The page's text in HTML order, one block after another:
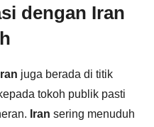
dengan Iran
Iran juga berada di titik
tokoh publik pasti
Iran sering menuduh